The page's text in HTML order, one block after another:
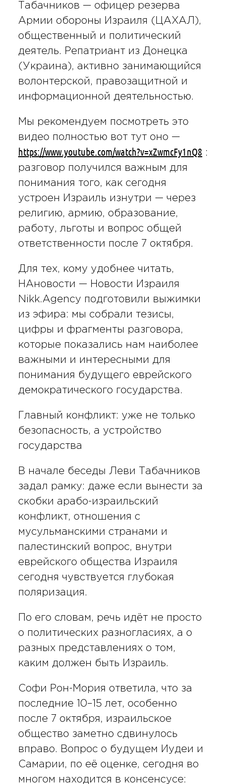
Табачников — офицер резерва
Армии обороны Израиля (ЦАХАЛ),
общественный и политический
деятель. Репатриант из Донецка
(Украина), активно занимающийся
волонтерской, правозащитной и
информационной деятельностью.
Мы рекомендуем посмотреть это
видео полностью вот тут оно —
https://www.youtube.com/watch?v=xZwmcFy1nQ8 :
разговор получился важным для
понимания того, как сегодня
устроен Израиль изнутри — через
религию, армию, образование,
работу, льготы и вопрос общей
ответственности после 7 октября.
Для тех, кому удобнее читать,
НАновости — Новости Израиля
Nikk.Agency подготовили выжимки
из эфира: мы собрали тезисы,
цифры и фрагменты разговора,
которые показались нам наиболее
важными и интересными для
понимания будущего еврейского
демократического государства.
Главный конфликт: уже не только
безопасность, а устройство
государства
В начале беседы Леви Табачников
задал рамку: даже если вынести за
скобки арабо-израильский
конфликт, отношения с
мусульманскими странами и
палестинский вопрос, внутри
еврейского общества Израиля
сегодня чувствуется глубокая
поляризация.
По его словам, речь идёт не просто
о политических разногласиях, а о
разных представлениях о том,
каким должен быть Израиль.
Софи Рон-Мория ответила, что за
последние 10–15 лет, особенно
после 7 октября, израильское
общество заметно сдвинулось
вправо. Вопрос о будущем Иудеи и
Самарии, по её оценке, сегодня во
многом находится в консенсусе: